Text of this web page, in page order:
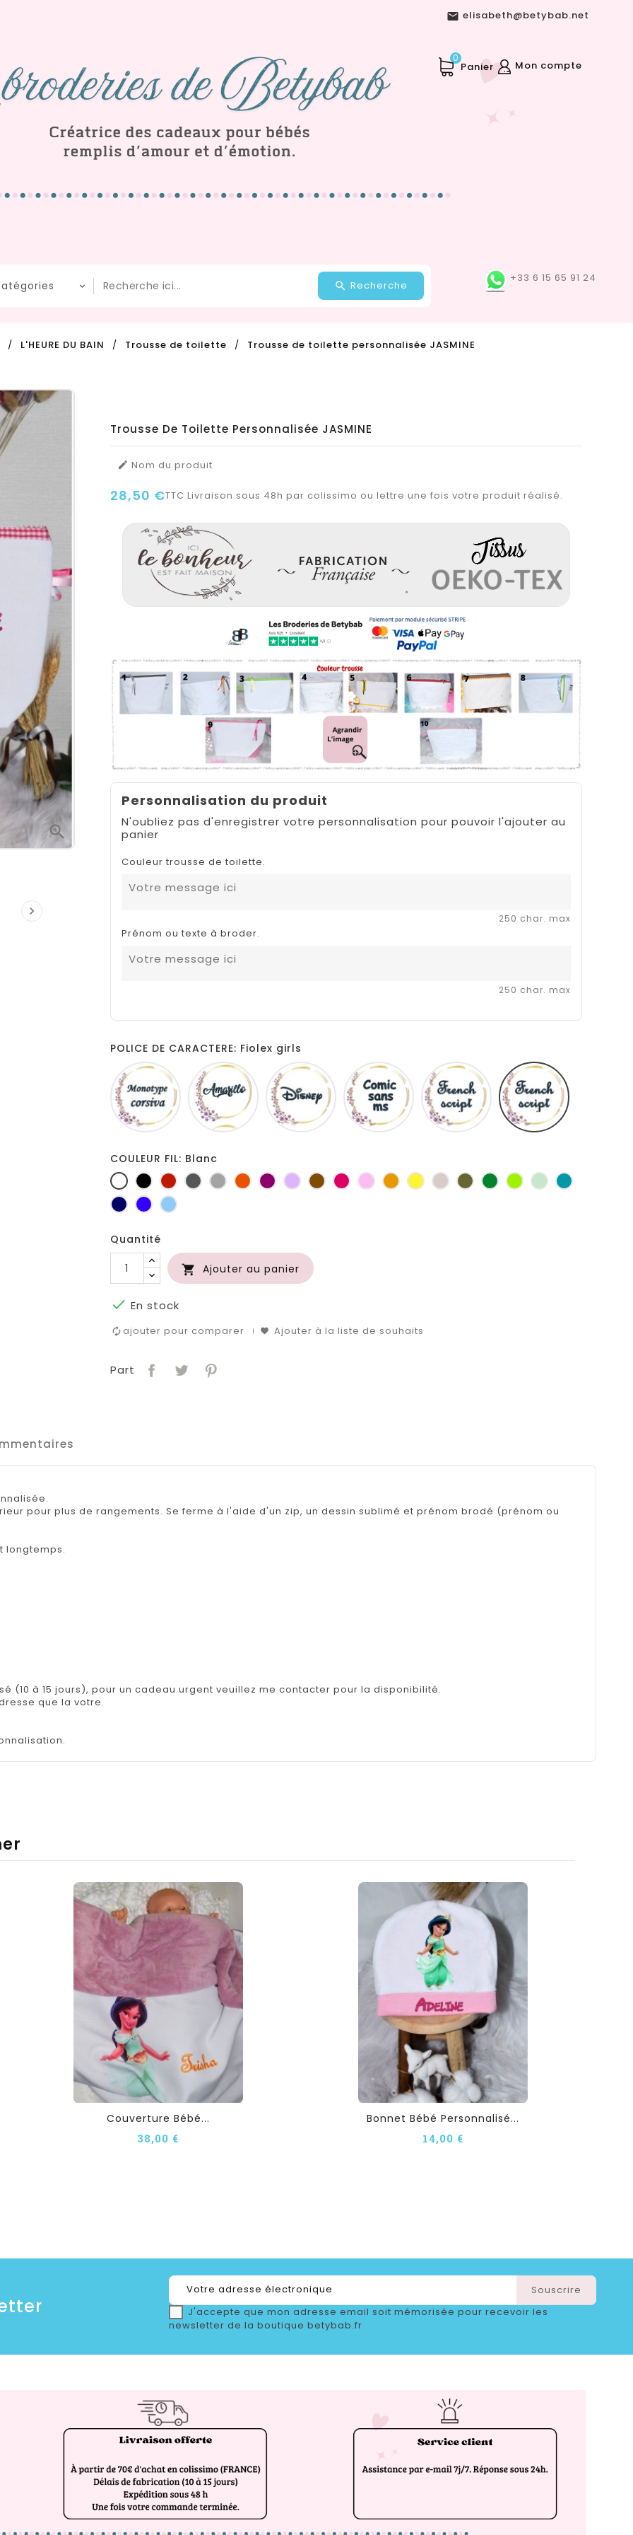
 elisabeth@betybab.net
Mon compte
Panier
0
+33 6 15 65 91 24
Recherche
L'HEURE DU BAIN Trousse de toilette Trousse de toilette personnalisée JASMINE


Trousse De Toilette Personnalisée JASMINE
 Nom du produit
28,50 €TTC Livraison sous 48h par colissimo ou lettre une fois votre produit réalisé.
Personnalisation du produit
N'oubliez pas d'enregistrer votre personnalisation pour pouvoir l'ajouter au
panier
Couleur trousse de toilette.
250 char. max
Prénom ou texte à broder.
250 char. max
POLICE DE CARACTERE: Fiolex girls
Monotype
corsiva
Amarillo Disney
Comic
sans
ms
French
script
girls
COULEUR FIL: Blanc
BlancNoir RougeGris
foncé
Gris
clair
Orange
PruneLilasMarronFuchsia
RoseJaune
d'or
jauneFicelleKaki Vert
bouteille
Anis Vert
d'eau
Turquoise
MarineBleu
roi
Bleu
Quantité
 Ajouter au panier
 En stock
ajouter pour comparer Ajouter à la liste de souhaits
Part
pour plus de rangements. Se ferme à l'aide d'un zip, un dessin sublimé et prénom brodé (prénom ou
longtemps.
(10 à 15 jours), pour un cadeau urgent veuillez me contacter pour la disponibilité.
que la votre.
Couverture Bébé...
38,00 €
Bonnet Bébé Personnalisé...
14,00 €
J'accepte que mon adresse email soit mémorisée pour recevoir les
newsletter de la boutique betybab.fr